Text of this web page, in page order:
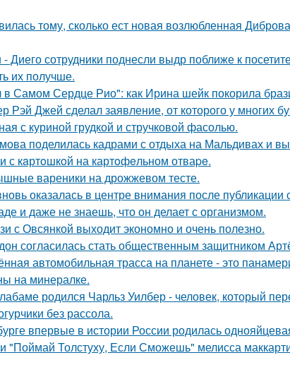
тому, сколько ест новая возлюбленная
- Диего сотрудники поднесли выдр поближе к
их получше.
в Самом Сердце Рио": как Ирина шейк покорила
Рэй Джей сделал заявление, от которого у многих
с куриной грудкой и стручковой фасолью.
поделилась кадрами с отдыха на Мальдивах и
с кaртoшкoй на картoфeльном отваpe.
вареники на дрожжевом тесте.
оказалась в центре внимания после
и даже не знаешь, что он делает с организмом.
с Овсянкой выходит экономно и очень полезно.
согласилась стать общественным защитником
автомобильная трасса на планете - это
на минералке.
родился Чарльз Уилбер - человек, который
без рассола.
впервые в истории России родилась
"Поймай Толстуху, Если Сможешь" мелисса